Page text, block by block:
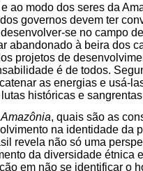
ao modo dos seres da
governos devem ter
se no campo
abandonado à beira dos
projetos de
é de todos.
as energias e usá-
históricas e
, quais são as
na identidade da
revela não só uma
da diversidade étnica
em não se identificar o